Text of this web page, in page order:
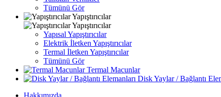
Tümünü Gör
Yapıştırıcılar
Yapıştırıcılar
Yapısal Yapıştırıcılar
Elektrik İletken Yapıştırıcılar
Termal İletken Yapıştırıcılar
Tümünü Gör
Termal Macunlar
Disk Yaylar / Bağlantı
Hakkımızda